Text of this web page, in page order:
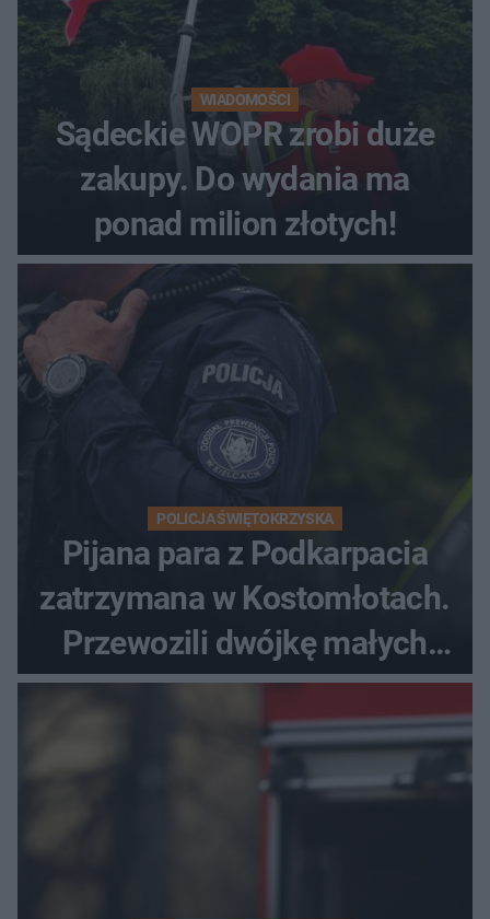
WIADOMOŚCI
Sądeckie WOPR zrobi duże
zakupy. Do wydania ma
ponad milion złotych!
POLICJA ŚWIĘTOKRZYSKA
Pijana para z Podkarpacia
zatrzymana w Kostomłotach.
Przewozili dwójkę małych
dzieci